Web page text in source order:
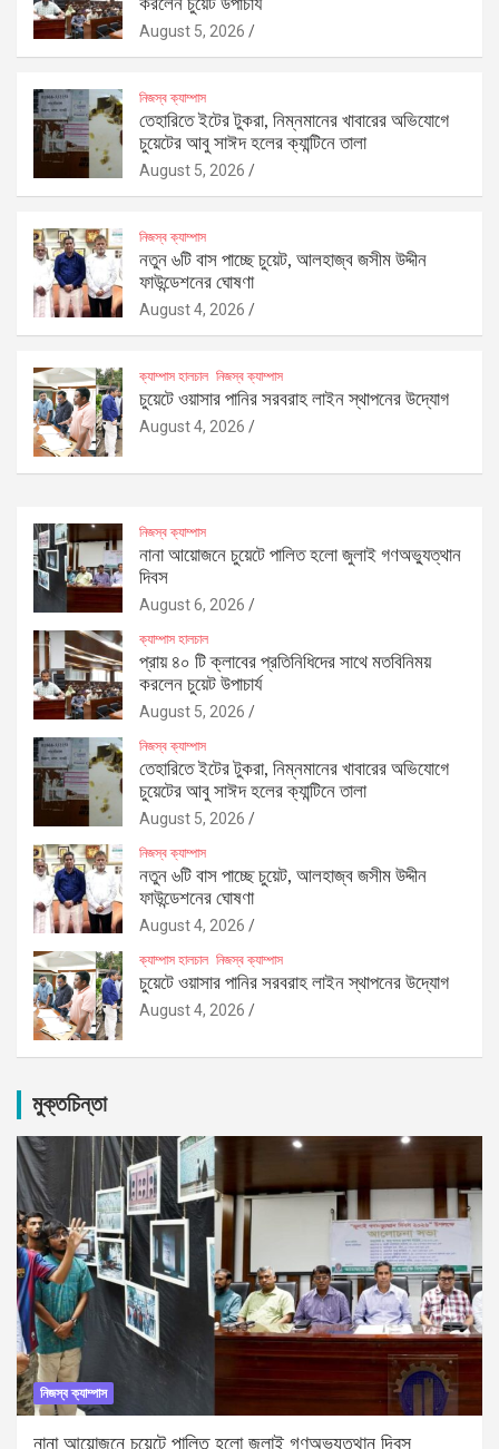
August 5, 2026
নিজস্ব ক্যাম্পাস
তেহারিতে ইটের টুকরা, নিম্নমানের খাবারের অভিযোগে
চুয়েটের আবু সাঈদ হলের ক্যান্টিনে তালা
August 5, 2026
নিজস্ব ক্যাম্পাস
নতুন ৬টি বাস পাচ্ছে চুয়েট, আলহাজ্ব জসীম উদ্দীন
ফাউন্ডেশনের ঘোষণা
August 4, 2026
ক্যাম্পাস হালচাল নিজস্ব ক্যাম্পাস
চুয়েটে ওয়াসার পানির সরবরাহ লাইন স্থাপনের উদ্যোগ
August 4, 2026
নিজস্ব ক্যাম্পাস
নানা আয়োজনে চুয়েটে পালিত হলো জুলাই গণঅভ্যুত্থান
দিবস
August 6, 2026
ক্যাম্পাস হালচাল
প্রায় ৪০ টি ক্লাবের প্রতিনিধিদের সাথে মতবিনিময়
করলেন চুয়েট উপাচার্য
August 5, 2026
নিজস্ব ক্যাম্পাস
তেহারিতে ইটের টুকরা, নিম্নমানের খাবারের অভিযোগে
চুয়েটের আবু সাঈদ হলের ক্যান্টিনে তালা
August 5, 2026
নিজস্ব ক্যাম্পাস
নতুন ৬টি বাস পাচ্ছে চুয়েট, আলহাজ্ব জসীম উদ্দীন
ফাউন্ডেশনের ঘোষণা
August 4, 2026
ক্যাম্পাস হালচাল নিজস্ব ক্যাম্পাস
চুয়েটে ওয়াসার পানির সরবরাহ লাইন স্থাপনের উদ্যোগ
August 4, 2026
মুক্তচিন্তা
নিজস্ব ক্যাম্পাস
নানা আয়োজনে চুয়েটে পালিত হলো জুলাই গণঅভ্যুত্থান দিবস